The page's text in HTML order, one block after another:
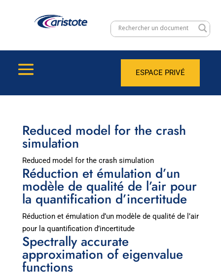
ESPACE PRIVÉ
Reduced model for the crash
simulation
Reduced model for the crash simulation
Réduction et émulation d’un
modèle de qualité de l’air pour
la quantification d’incertitude
Réduction et émulation d’un modèle de qualité de l’air
pour la quantification d’incertitude
Spectrally accurate
approximation of eigenvalue
functions